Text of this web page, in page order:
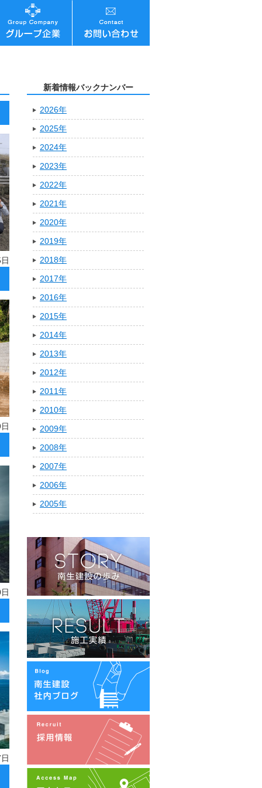
新着情報バックナンバー
2026年
2025年
2024年
2023年
2022年
2021年
2020年
2019年
2018年
2017年
2016年
2015年
2014年
2013年
2012年
2011年
2010年
2009年
2008年
2007年
2006年
2005年